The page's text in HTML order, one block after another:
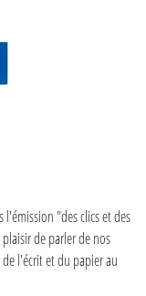
l'émission "des clics et des
de parler de nos
l'écrit et du papier au